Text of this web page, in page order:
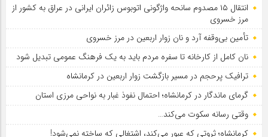
انتقال ۱۵ مصدوم سانحه واژگونی اتوبوس زائران ایرانی در عراق به کشور از
مرز خسروی
تأمین بی‌وقفه آرد و نان زوار اربعین در مرز خسروی
نان کامل از کارخانه تا سفره مردم باید به یک فرهنگ عمومی تبدیل شود
ترافیک پرحجم در مسیر بازگشت زوار اربعین در کرمانشاه
گرمای ماندگار در کرمانشاه؛ احتمال نفوذ غبار به نواحی مرزی استان
وقتی رسانه سکوت می‌کند…
کرمانشاه؛ ثروتی که عبور می‌کند، اشتغالی که ساخته نمی‌شود!